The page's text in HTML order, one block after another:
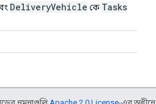
DeliveryVehicle কে Tasks